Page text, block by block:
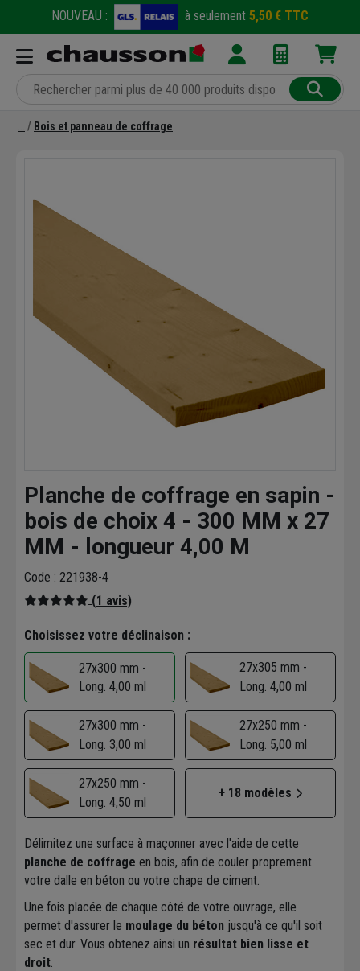
NOUVEAU : à seulement 5,50 € TTC
Bois et panneau de coffrage
Planche de coffrage en sapin -
bois de choix 4 - 300 MM x 27
MM - longueur 4,00 M
Code : 221938-4
(1 avis)
Choisissez votre déclinaison :
27x300 mm -
Long. 4,00 ml
27x305 mm -
Long. 4,00 ml
27x300 mm -
Long. 3,00 ml
27x250 mm -
Long. 5,00 ml
27x250 mm -
Long. 4,50 ml
+ 18 modèles
Délimitez une surface à maçonner avec l'aide de cette
planche de coffrage en bois, afin de couler proprement
votre dalle en béton ou votre chape de ciment.
Une fois placée de chaque côté de votre ouvrage, elle
permet d'assurer le moulage du béton jusqu'à ce qu'il soit
sec et dur. Vous obtenez ainsi un résultat bien lisse et
droit